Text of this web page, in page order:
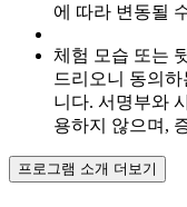
에 따라 변동될
체험 모습 또는
드리오니 동의
니다. 서명부와
용하지 않으며,
프로그램 소개 더보기